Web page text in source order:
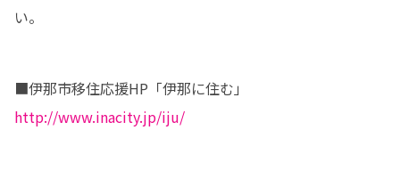
い。
■伊那市移住応援HP「伊那に住む」
http://www.inacity.jp/iju/